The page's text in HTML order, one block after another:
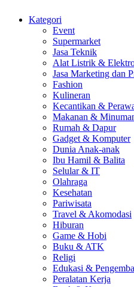
Kategori
Event
Supermarket
Jasa Teknik
Alat Listrik &
Jasa Marketing dan
Fashion
Kulineran
Kecantikan &
Makanan &
Rumah & Dapur
Gadget & Komputer
Dunia Anak-anak
Ibu Hamil & Balita
Selular & IT
Olahraga
Kesehatan
Pariwisata
Travel & Akomodasi
Hiburan
Game & Hobi
Buku & ATK
Religi
Edukasi &
Peralatan Kerja